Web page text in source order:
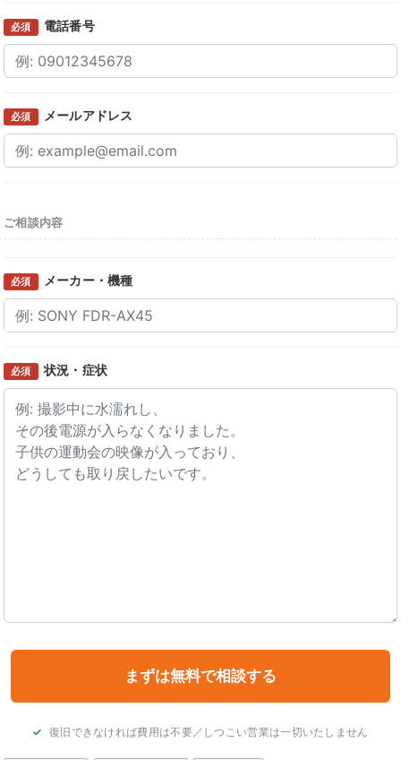
必須 電話番号
必須 メールアドレス
ご相談内容
必須 メーカー・機種
必須 状況・症状
復旧できなければ費用は不要／しつこい営業は一切いたしません